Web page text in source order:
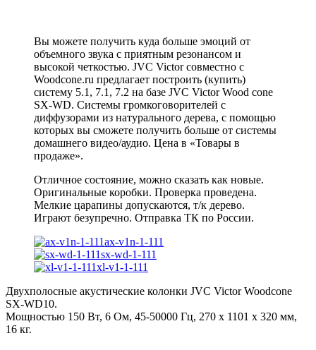
Вы можете получить куда больше эмоций от
объемного звука с приятным резонансом и
высокой четкостью. JVC Victor совместно с
Woodcone.ru предлагает построить (купить)
систему 5.1, 7.1, 7.2 на базе JVC Victor Wood cone
SX-WD. Системы громкоговорителей с
диффузорами из натурального дерева, с помощью
которых вы сможете получить больше от системы
домашнего видео/аудио. Цена в «Товары в
продаже».
Отличное состояние, можно сказать как новые.
Оригинальные коробки. Проверка проведена.
Мелкие царапины допускаются, т/к дерево.
Играют безупречно. Отправка ТК по России.
ax-v1n-1-111
sx-wd-1-111
xl-v1-1-111
Двухполосные акустические колонки JVC Victor Woodcone
SX-WD10.
Мощностью 150 Вт, 6 Ом, 45-50000 Гц, 270 x 1101 x 320 мм,
16 кг.